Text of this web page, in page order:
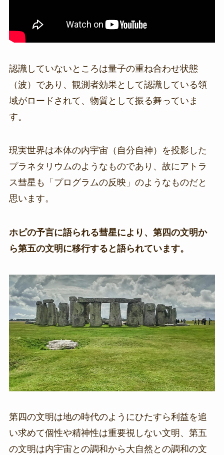
認識していないところは量子の重ね合わせ状態
（波）であり、観測者効果として認識している領
域がロードされて、物質として振る舞っていま
す。
現実世界は本体の内宇宙（自分自神）を投影した
プラネタリウムのようなものであり、故にアトラ
ス彗星も「プログラムの反映」のようなものだと
思います。
ホピの予言に語られる彗星により、第四の文明か
ら第五の文明に移行すると語られています。
第四の文明は地の時代のようにひたすら利益を追
い求めて個性や精神性は重要視しない文明、第五
の文明は内宇宙との調和から大自然との調和の文